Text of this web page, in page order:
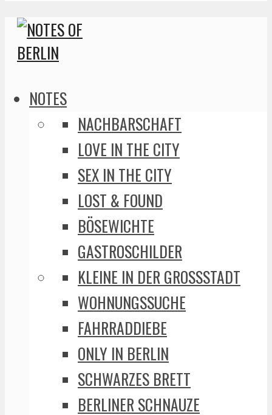
NOTES
NACHBARSCHAFT
LOVE IN THE CITY
SEX IN THE CITY
LOST & FOUND
BÖSEWICHTE
GASTROSCHILDER
KLEINE IN DER GROSSSTADT
WOHNUNGSSUCHE
FAHRRADDIEBE
ONLY IN BERLIN
SCHWARZES BRETT
BERLINER SCHNAUZE